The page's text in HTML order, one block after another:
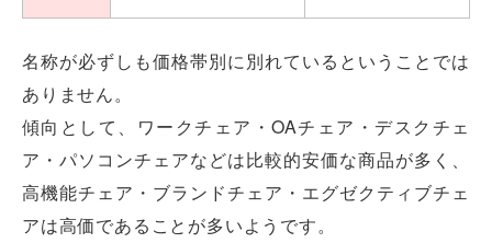
名称が必ずしも価格帯別に別れているということでは
ありません。
傾向として、ワークチェア・OAチェア・デスクチェ
ア・パソコンチェアなどは比較的安価な商品が多く、
高機能チェア・ブランドチェア・エグゼクティブチェ
アは高価であることが多いようです。